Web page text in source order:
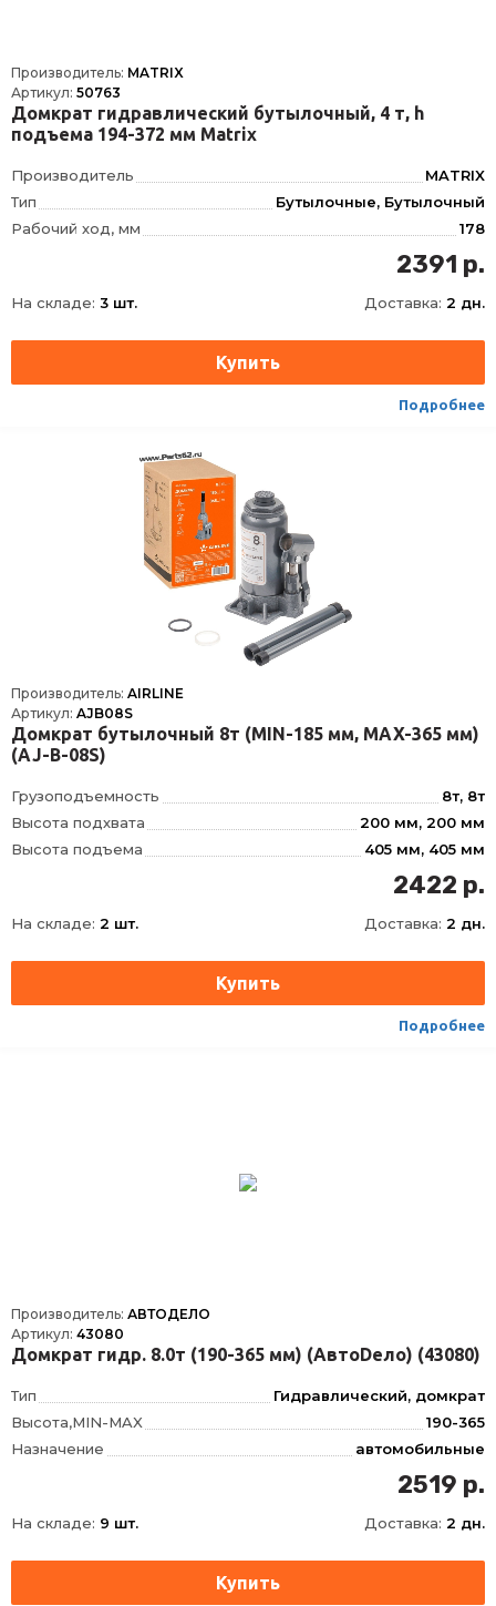
Производитель: MATRIX
Артикул: 50763
Домкрат гидравлический бутылочный, 4 т, h
подъема 194-372 мм Matrix
Производитель
MATRIX
Тип
Бутылочные, Бутылочный
Рабочий ход, мм
178
372
2391 р.
На складе: 3 шт. Доставка: 2 дн.
Подробнее
Производитель: AIRLINE
Артикул: AJB08S
Домкрат бутылочный 8т (MIN-185 мм, MAX-365 мм)
(AJ-B-08S)
Грузоподъемность
8т, 8т
Высота подхвата
200 мм, 200 мм
Высота подъема
405 мм, 405 мм
125 мм, 125 мм
80 мм, 80 мм
Вес домкрата брутто
5, 3 кг, 5
2422 р.
На складе: 2 шт. Доставка: 2 дн.
Подробнее
Производитель: АВТОДЕЛО
Артикул: 43080
Домкрат гидр. 8.0т (190-365 мм) (АвтоDело) (43080)
Тип
Гидравлический, домкрат
Высота,MIN-MAX
190-365
Назначение
автомобильные
бутылочный
гидравлический
Максимальная нагрузка
8 т
2519 р.
На складе: 9 шт. Доставка: 2 дн.